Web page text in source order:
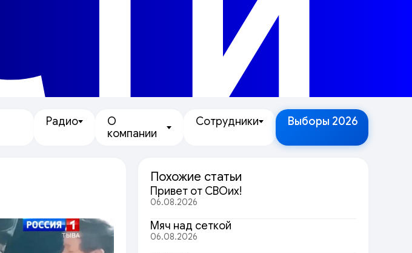
Радио
О
компании
Сотрудники Выборы 2026
Похожие статьи
Привет от СВОих!
06.08.2026
Мяч над сеткой
06.08.2026